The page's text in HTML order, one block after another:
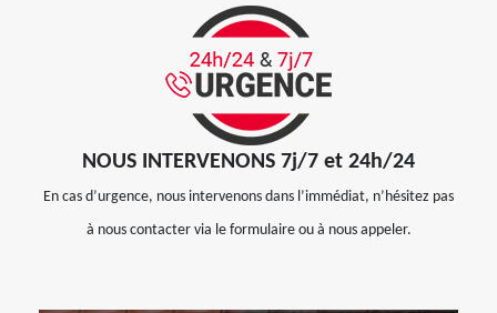
NOUS INTERVENONS 7j/7 et 24h/24
En cas d’urgence, nous intervenons dans l’immédiat, n’hésitez pas
à nous contacter via le formulaire ou à nous appeler.